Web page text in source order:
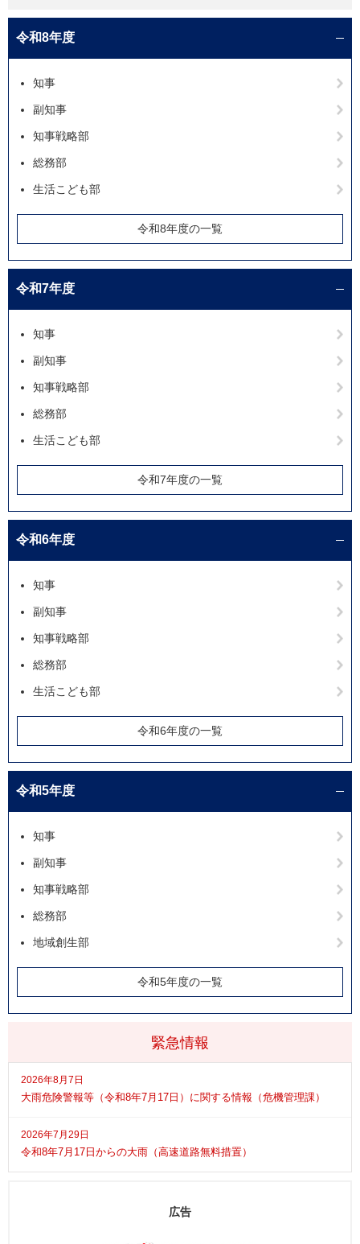
緊急情報
2026年8月7日
大雨危険警報等（令和8年7月17日）に関する情報（危機管理課）
2026年7月29日
令和8年7月17日からの大雨（高速道路無料措置）
令和8年度
知事
副知事
知事戦略部
総務部
生活こども部
令和8年度の一覧
令和7年度
知事
副知事
知事戦略部
総務部
生活こども部
令和7年度の一覧
令和6年度
知事
副知事
知事戦略部
総務部
生活こども部
令和6年度の一覧
令和5年度
知事
副知事
知事戦略部
総務部
地域創生部
令和5年度の一覧
広告